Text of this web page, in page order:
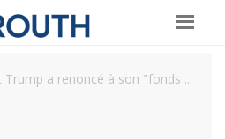
Trump a renoncé à son "fonds ...